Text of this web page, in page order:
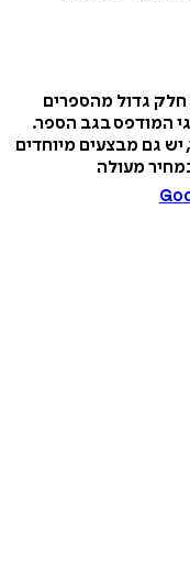
חלק גדול מהספרים
המודפס בגב הספר.
גם מבצעים מיוחדים
מעולה